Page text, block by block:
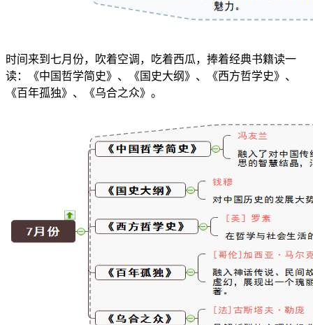
时间来到七月份，吹着空调，吃着西瓜，捧着经典书籍读一
读：《中国哲学简史》、《国史大纲》、《西方哲学史》、
《百年孤独》、《乌合之众》。